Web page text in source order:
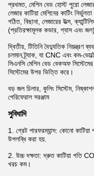
প্রথমত, মেশিন বেড হোস্ট পুরো লেজার
লেজার কাটিয়া মেশিনের কাটিং
গঠিত, বিছানা, লেজারের উত্স,
(প্রতিরক্ষামূলক কভার, গ্যাস এবং
দ্বিতীয়, টিতিনি বৈদ্যুতিক নিয়ন্ত্রণ
চলমান ট্র্যাক, যা CNC এবং কম-
সিএনসি মেশিন বেড বেকঅফ
সিস্টেমের উপর ভিত্তি করে।
বড় জল চিলার, কুলিং সিস্টেম,
পেরিফেরাল সরঞ্জাম
সুবিধাদি
1. গ্রেট পারফরম্যান্স: কোনো কাটিয়া
উপলব্ধি করা হয়.
2. উচ্চ দক্ষতা: দ্রুত কাটিয়া গতি
খরচ কম।